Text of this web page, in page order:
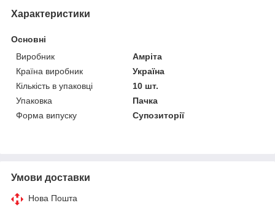
Характеристики
Основні
Виробник
Амріта
Країна виробник
Україна
Кількість в упаковці
10 шт.
Упаковка
Пачка
Форма випуску
Супозиторії
Умови доставки
Нова Пошта